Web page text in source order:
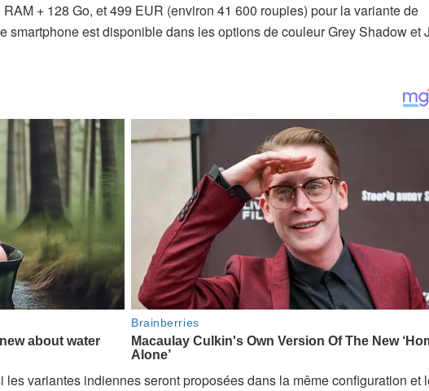
+ 128 Go, et 499 EUR (environ 41 600 roupies) pour la variante de
smartphone est disponible dans les options de couleur Grey Shadow et
les variantes indiennes seront proposées dans la même configuration et